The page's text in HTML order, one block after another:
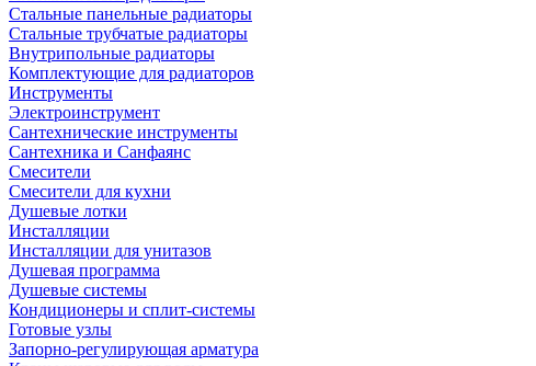
Стальные панельные радиаторы
Стальные трубчатые радиаторы
Внутрипольные радиаторы
Комплектующие для радиаторов
Инструменты
Электроинструмент
Сантехнические инструменты
Сантехника и Санфаянс
Смесители
Смесители для кухни
Душевые лотки
Инсталляции
Инсталляции для унитазов
Душевая программа
Душевые системы
Кондиционеры и сплит-системы
Готовые узлы
Запорно-регулирующая арматура